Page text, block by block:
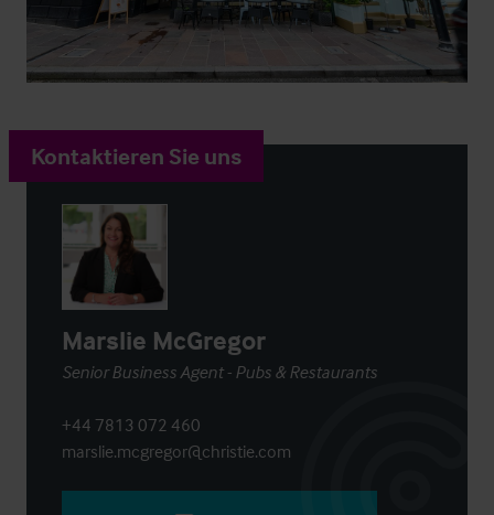
Kontaktieren Sie uns
Marslie McGregor
Senior Business Agent - Pubs & Restaurants
+44 7813 072 460
marslie.mcgregor@christie.com